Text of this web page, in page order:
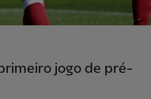
jogo de pré-